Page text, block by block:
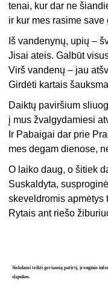
Siekdami teikti geriausią patirtį, įrenginio
slapukus.
tenai, kur dar ne
ir kur mes rasime save
Iš vandenynų, upių –
Jisai ateis. Galbūt
Virš vandenų – jau
Girdėti kartais
Daiktų paviršium
į mus žvalgydamiesi
Ir Pabaigai dar prie
mes degam dienose,
O laiko daug, o šitiek
Suskaldyta,
skeveldromis apmėtys
Rytais ant riešo